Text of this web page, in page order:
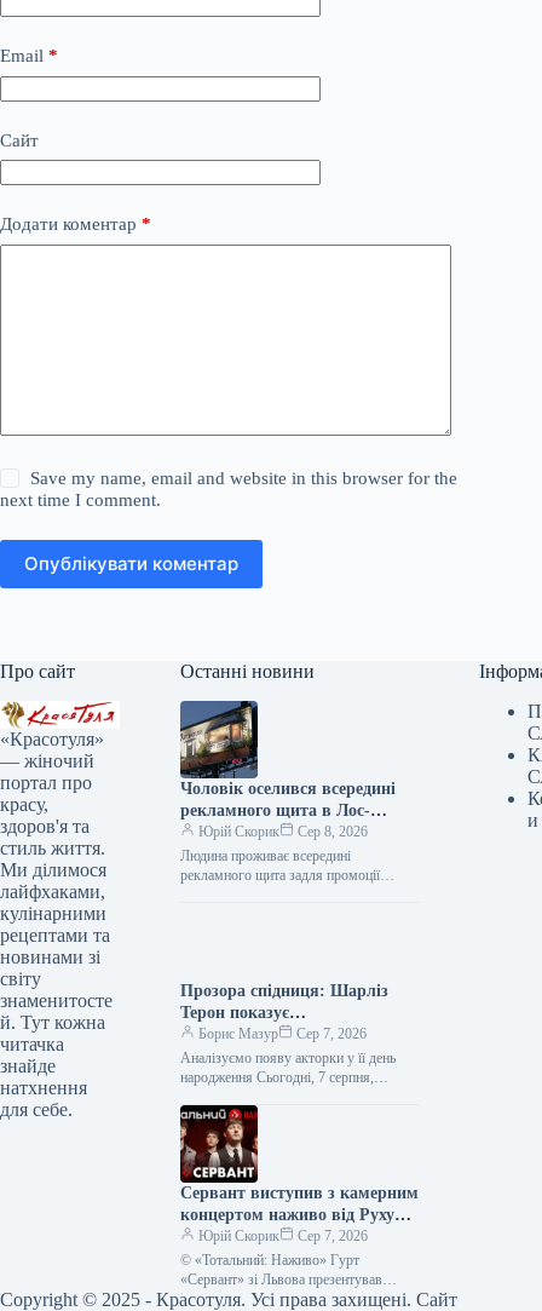
Email *
Сайт
Додати коментар *
Save my name, email and website in this browser for the
next time I comment.
Опублікувати коментар
Про сайт
«Красотуля»
— жіночий
портал про
красу,
здоров'я та
стиль життя.
Ми ділимося
лайфхаками,
кулінарними
рецептами та
новинами зі
світу
знаменитосте
й. Тут кожна
читачка
знайде
натхнення
для себе.
Останні новини
Чоловік оселився всередині
рекламного щита в Лос-
Анджелесі — Netflix рекламує
фільм “Останній дім” —
культурні новини.
Юрій Скорик
Сер 8, 2026
Людина проживає всередині
рекламного щита задля промоції
Прозора спідниця: Шарліз
Терон показує
найвідважніший тренд 2026
року
Борис Мазур
Сер 7, 2026
Аналізуємо появу акторки у її день
народження Сьогодні, 7 серпня,
чудова нагода звернути увагу…
Сервант виступив з камерним
концертом наживо від Руху
опору ССО – фото, відео
Юрій Скорик
Сер 7, 2026
© «Тотальний: Наживо» Гурт
«Сервант» зі Львова презентував
акустичний виступ у рамках серії
и
Copyright © 2025 - Красотуля. Усі права захищені. Сайт